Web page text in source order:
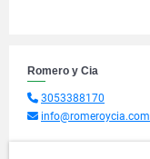
Romero y Cia
3053388170
info@romeroycia.com